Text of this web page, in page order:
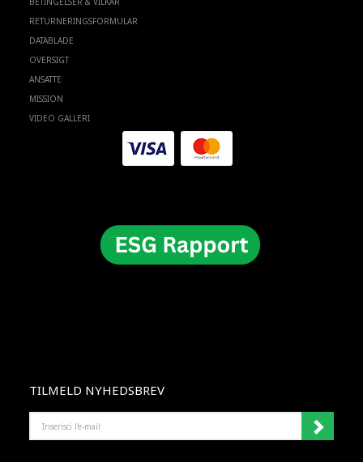
RETURNERINGSFORMULAR
DATABLADE
OVERSIGT
ANSATTE
MISSION
VIDEO GALLERI
TILMELD NYHEDSBREV
MAIL